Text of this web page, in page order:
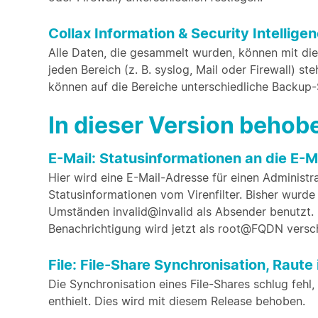
Collax Information & Security
Alle Daten, die gesammelt wurden, können mit
jeden Bereich (z. B. syslog, Mail oder Firewall)
können auf die Bereiche unterschiedliche
In dieser Version
E-Mail: Statusinformationen an die E-
Hier wird eine E-Mail-Adresse für einen
Statusinformationen vom Virenfilter. Bisher
Umständen invalid@invalid als Absender
Benachrichtigung wird jetzt als root@FQDN
File: File-Share Synchronisation,
Die Synchronisation eines File-Shares schlug
enthielt. Dies wird mit diesem Release behoben.